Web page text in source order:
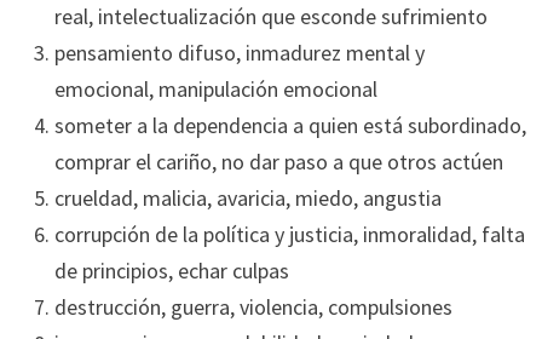
real, intelectualización que esconde sufrimiento
pensamiento difuso, inmadurez mental y
emocional, manipulación emocional
someter a la dependencia a quien está subordinado,
comprar el cariño, no dar paso a que otros actúen
crueldad, malicia, avaricia, miedo, angustia
corrupción de la política y justicia, inmoralidad, falta
de principios, echar culpas
destrucción, guerra, violencia, compulsiones